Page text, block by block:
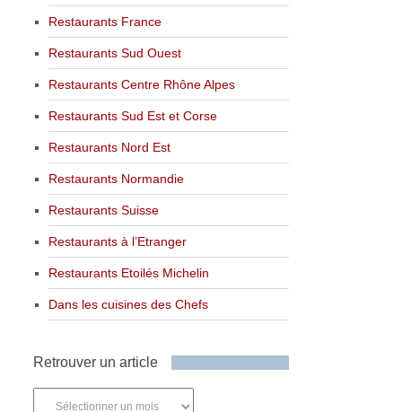
Restaurants France
Restaurants Sud Ouest
Restaurants Centre Rhône Alpes
Restaurants Sud Est et Corse
Restaurants Nord Est
Restaurants Normandie
Restaurants Suisse
Restaurants à l’Etranger
Restaurants Etoilés Michelin
Dans les cuisines des Chefs
Retrouver un article